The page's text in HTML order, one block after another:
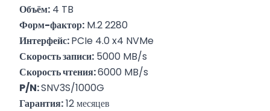
Объём: 4 TB
Форм-фактор: M.2 2280
Интерфейс: PCIe 4.0 x4 NVMe
Скорость записи: 5000 MB/s
Скорость чтения: 6000 MB/s
P/N: SNV3S/1000G
Гарантия: 12 месяцев